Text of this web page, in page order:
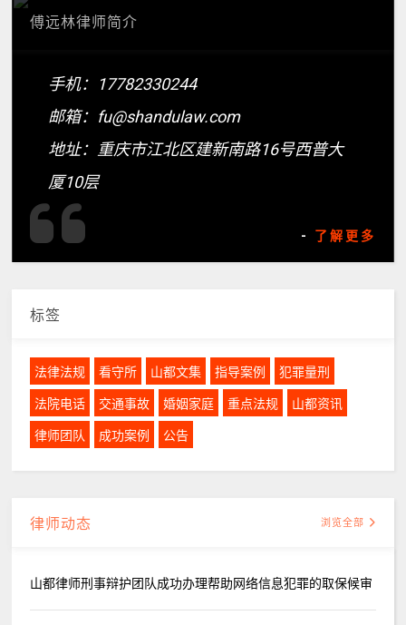
傅远林律师简介
手机：17782330244
邮箱：fu@shandulaw.com
地址：重庆市江北区建新南路16号西普大
厦10层
- 了解更多
标签
法律法规 看守所 山都文集 指导案例 犯罪量刑
法院电话 交通事故 婚姻家庭 重点法规 山都资讯
律师团队 成功案例 公告
律师动态 浏览全部
山都律师刑事辩护团队成功办理帮助网络信息犯罪的取保候审